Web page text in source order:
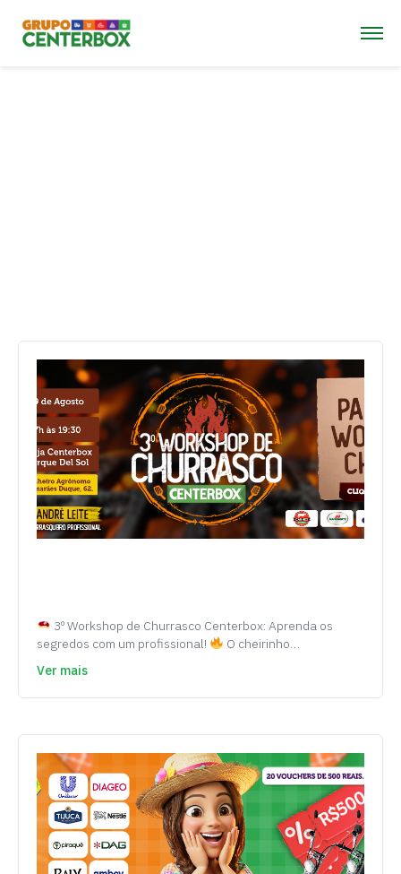
3º Workshop de Churrasco Centerbox: Aprenda os
segredos com um profissional!
O cheirinho…
Ver mais